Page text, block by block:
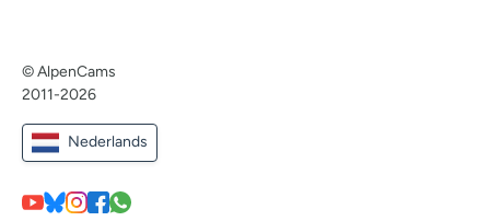
© AlpenCams
2011-2026
Nederlands